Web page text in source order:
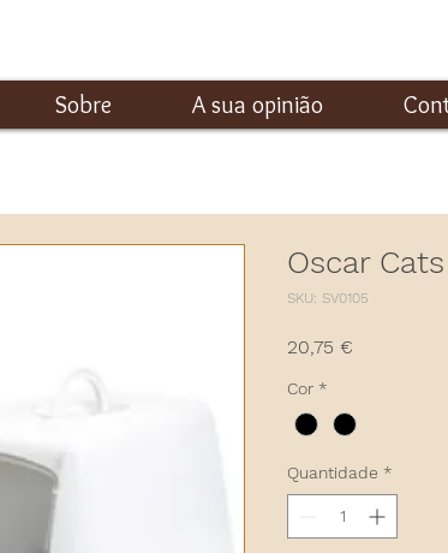
Sobre A sua opinião
Oscar
SKU: SV0105
20,75 €
Cor *
Quantidade *